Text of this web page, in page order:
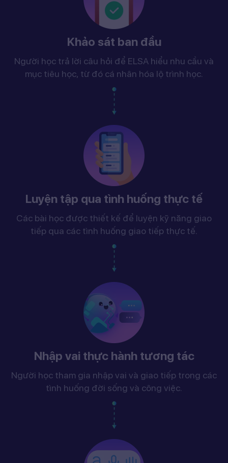
Khảo sát ban đầu
Người học trả lời câu hỏi để ELSA hiểu nhu cầu và
mục tiêu học, từ đó cá nhân hóa lộ trình học.
Luyện tập qua tình huống thực tế
Các bài học được thiết kế để luyện kỹ năng giao
tiếp qua các tình huống giao tiếp thực tế.
Nhập vai thực hành tương tác
Người học tham gia nhập vai và giao tiếp trong các
tình huống đời sống và công việc.